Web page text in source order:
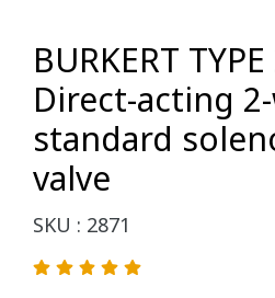
BURKERT
Direct-acting
standard
valve
SKU : 2871